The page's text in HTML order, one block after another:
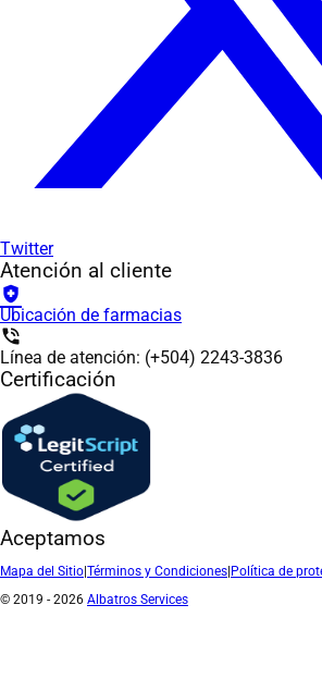
Twitter
Atención al cliente
health_and_safety
Ubicación de farmacias
phone_in_talk
Línea de atención: (+504) 2243-3836
Certificación
Aceptamos
Mapa del Sitio Términos y Condiciones Política de
© 2019 - 2026 Albatros Services